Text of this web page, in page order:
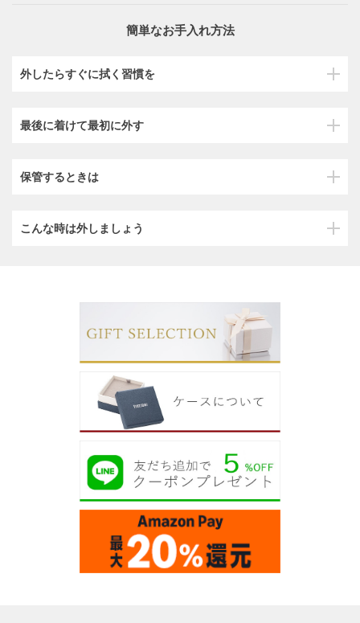
簡単なお手入れ方法
外したらすぐに拭く習慣を
最後に着けて最初に外す
保管するときは
こんな時は外しましょう